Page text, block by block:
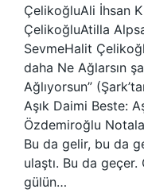
ÇelikoğluAli İhsan
ÇelikoğluAtilla
SevmeHalit
daha Ne Ağlarsın
Ağlıyorsun”
Aşık Daimi Beste:
Özdemiroğlu
Bu da gelir, bu da
ulaştı. Bu da
gülün…